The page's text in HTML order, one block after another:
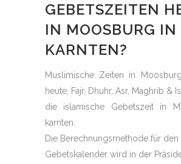
GEBETSZEITEN
IN MOOSBURG IN
KARNTEN?
Muslimische Zeiten in
heute, Fajr, Dhuhr, Asr, Maghrib &
die islamische Gebetszeit in
karnten.
Die Berechnungsmethode für den
Gebetskalender wird in der